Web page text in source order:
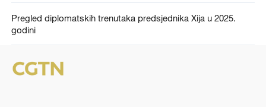
Pregled diplomatskih trenutaka predsjednika Xija u 2025.
godini